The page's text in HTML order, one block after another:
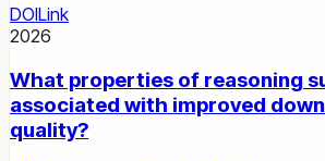
DOILink
2026
What properties of reasoning
associated with improved
quality?